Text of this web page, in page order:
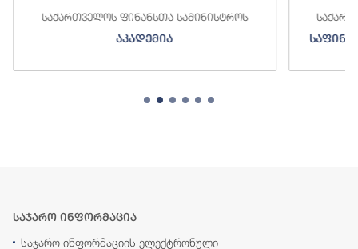
საქართველოს ფინანსთა სამინისტროს
აკადემია
საჯარო ინფორმაცია
საჯარო ინფორმაციის ელექტრონული